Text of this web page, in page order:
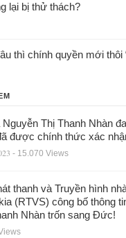
lại bị thử thách?
thì chính quyền mới thôi
Nguyễn Thị Thanh Nhàn
được chính thức xác
- 15.070 Views
thanh và Truyền hình
(RTVS) công bố thông
Nhàn trốn sang Đức!